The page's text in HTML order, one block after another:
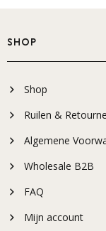
SHOP
Shop
Ruilen &
Algemene
Wholesale B2B
FAQ
Mijn account